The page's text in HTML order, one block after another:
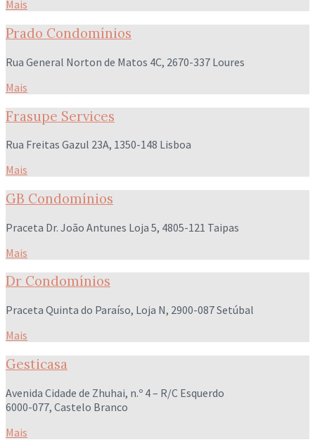
Mais
Prado Condomínios
Rua General Norton de Matos 4C, 2670-337 Loures
Mais
Frasupe Services
Rua Freitas Gazul 23A, 1350-148 Lisboa
Mais
GB Condomínios
Praceta Dr. João Antunes Loja 5, 4805-121 Taipas
Mais
Dr Condomínios
Praceta Quinta do Paraíso, Loja N, 2900-087 Setúbal
Mais
Gesticasa
Avenida Cidade de Zhuhai, n.º 4 – R/C Esquerdo
6000-077, Castelo Branco
Mais